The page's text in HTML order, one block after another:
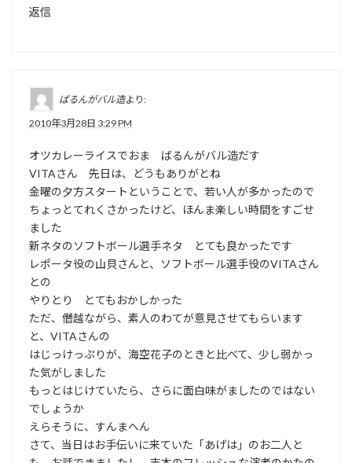
返信
ばるんがバル造より:
2010年3月28日 3:29 PM
オツカレーライスでおま ばるんがバル造だす
VITAさん 先日は、どうもありがとね
金曜の夕方スタートということで、若い人が多かったので
ちょっとてれくさかったけど、ほんま楽しい時間をすごせ
ました
新ネタのソフトボール選手ネタ とても良かったです
レポータ役の山貝さんと、ソフトボール選手役のVITAさん
との
やりとり とてもおかしかった
ただ、僭越ながら、素人のわてが意見させてもらいます
と、VITAさんの
はじっけっぷりが、海空花子のときと比べて、少し弱かっ
た気がしました
もっとはじけていたら、さらに面白味がましたのではない
でしょうか
えらそうに、すんまへん
さて、当日はお手伝いに来ていた「あげは」のお二人と